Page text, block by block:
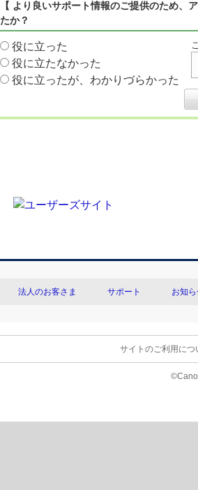
【 より良いサポート情報のご提供のため
たか？
役に立った
役に立たなかった
役に立ったが、わかりづらかった
法人のお客さま サポート お知
サイトのご利用につ